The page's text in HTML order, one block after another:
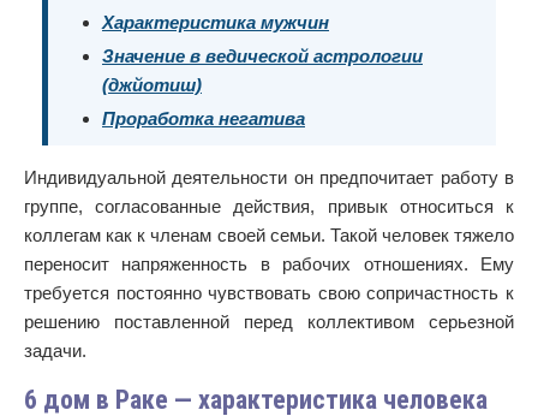
Характеристика мужчин
Значение в ведической астрологии
(джйотиш)
Проработка негатива
Индивидуальной деятельности он предпочитает работу в
группе, согласованные действия, привык относиться к
коллегам как к членам своей семьи. Такой человек тяжело
переносит напряженность в рабочих отношениях. Ему
требуется постоянно чувствовать свою сопричастность к
решению поставленной перед коллективом серьезной
задачи.
6 дом в Раке — характеристика человека